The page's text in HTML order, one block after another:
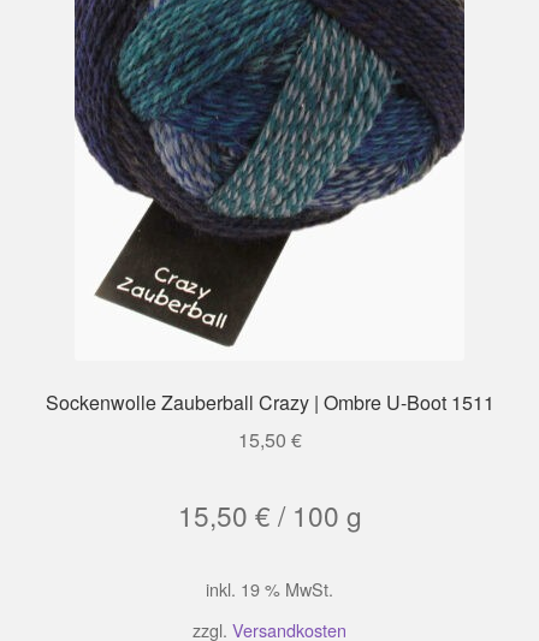
Sockenwolle Zauberball Crazy | Ombre U-Boot 1511
15,50 €
15,50 € / 100 g
inkl. 19 % MwSt.
zzgl. Versandkosten